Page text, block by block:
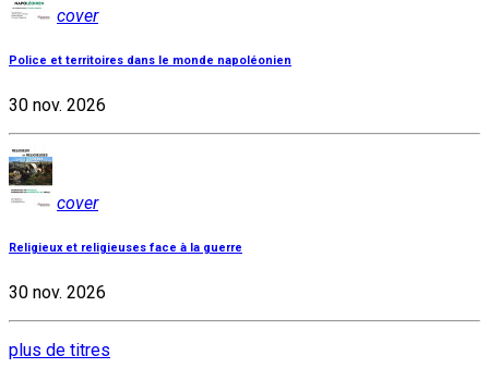
cover
Police et territoires dans le monde napoléonien
30 nov. 2026
cover
Religieux et religieuses face à la guerre
30 nov. 2026
plus de titres